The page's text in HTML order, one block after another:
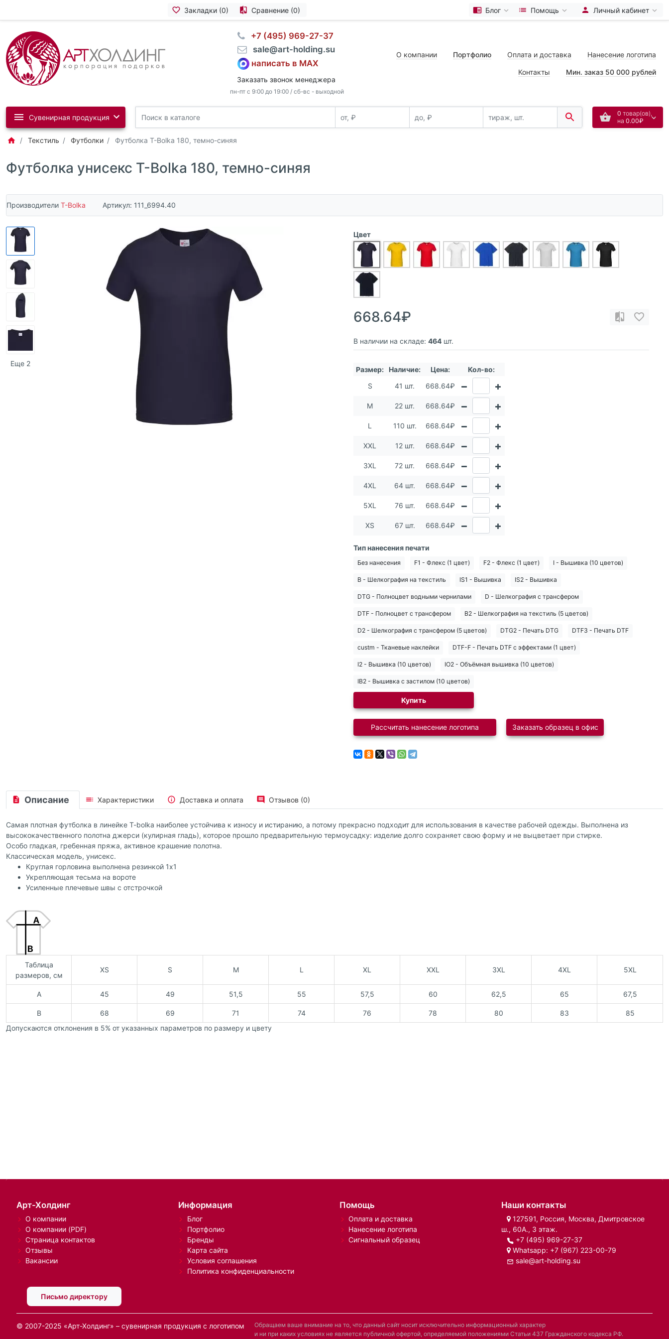
Закладки (0) Сравнение (0) Блог Помощь Личный кабинет
⠀+7 (495) 969-27-37
⠀sale@art-holding.su
написать в MAX
Заказать звонок менеджера
пн-пт с 9:00 до 19:00 / сб-вс - выходной
О компании Портфолио Оплата и доставка Нанесение логотипа
Контакты Мин. заказ 50 000 рублей
0 товар(ов),
на 0.00₽
Сувенирная продукция
Текстиль Футболки Футболка T-Bolka 180, темно-синяя
Футболка унисекс T-Bolka 180, темно-синяя
Производители T-Bolka Артикул: 111_6994.40
Еще 2
Цвет
668.64₽
В наличии на складе: 464 шт.
Размер: Наличие: Цена:
Кол-во:
S
41 шт. 668.64₽
M 22 шт. 668.64₽
L 110 шт. 668.64₽
XXL 12 шт. 668.64₽
3XL 72 шт. 668.64₽
4XL 64 шт. 668.64₽
5XL 76 шт. 668.64₽
XS 67 шт. 668.64₽
Тип нанесения печати
Без нанесения F1 - Флекс (1 цвет) F2 - Флекс (1 цвет) I - Вышивка (10 цветов)
B - Шелкография на текстиль IS1 - Вышивка IS2 - Вышивка
DTG - Полноцвет водными чернилами D - Шелкография с трансфером
DTF - Полноцвет с трансфером B2 - Шелкография на текстиль (5 цветов)
D2 - Шелкография с трансфером (5 цветов) DTG2 - Печать DTG DTF3 - Печать DTF
custm - Тканевые наклейки DTF-F - Печать DTF с эффектами (1 цвет)
I2 - Вышивка (10 цветов) IO2 - Объёмная вышивка (10 цветов)
IB2 - Вышивка с застилом (10 цветов)
Купить
Рассчитать нанесение логотипа Заказать образец в офис
Описание Характеристики Доставка и оплата Отзывов (0)
Самая плотная футболка в линейке T-bolka наиболее устойчива к износу и истиранию, а потому прекрасно подходит для использования в качестве рабочей одежды. Выполнена из
высококачественного полотна джерси (кулирная гладь), которое прошло предварительную термоусадку: изделие долго сохраняет свою форму и не выцветает при стирке.
Особо гладкая, гребенная пряжа, активное крашение полотна.
Классическая модель, унисекс.
Круглая горловина выполнена резинкой 1x1
Укрепляющая тесьма на вороте
Усиленные плечевые швы с отстрочкой
Таблица
размеров, см
XS S M L XL XXL 3XL 4XL 5XL
A 45 49 51,5 55 57,5 60 62,5 65 67,5
B 68 69 71 74 76 78 80 83
85
Допускаются отклонения в 5% от указанных параметров по размеру и цвету
Арт-Холдинг
О компании
О компании (PDF)
Страница контактов
Отзывы
Вакансии
Письмо директору
Информация
Блог
Портфолио
Бренды
Карта сайта
Условия соглашения
Политика конфиденциальности
Помощь
Оплата и доставка
Нанесение логотипа
Сигнальный образец
Наши контакты
127591, Россия, Москва, Дмитровское
ш., 60А., 3 этаж.
+7 (495) 969-27-37
Whatsapp: +7 (967) 223-00-79
sale@art-holding.su
© 2007-2025 «Арт-Холдинг» – сувенирная продукция с логотипом
Обращаем ваше внимание на то, что данный сайт носит исключительно информационный характер
и ни при каких условиях не является публичной офертой, определяемой положениями Статьи 437 Гражданского кодекса РФ.